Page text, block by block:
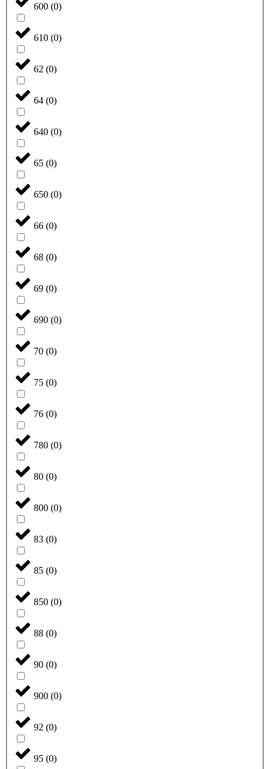
600 (0)
610 (0)
62 (0)
64 (0)
640 (0)
65 (0)
650 (0)
66 (0)
68 (0)
69 (0)
690 (0)
70 (0)
75 (0)
76 (0)
780 (0)
80 (0)
800 (0)
83 (0)
85 (0)
850 (0)
88 (0)
90 (0)
900 (0)
92 (0)
95 (0)